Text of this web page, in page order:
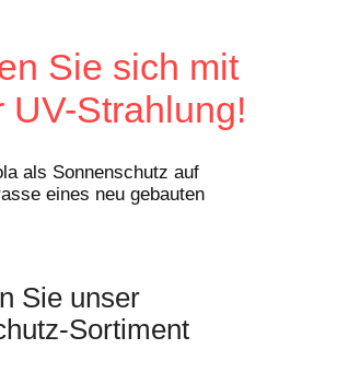
Sie sich mit
UV-Strahlung!
Sie unser
Sortiment